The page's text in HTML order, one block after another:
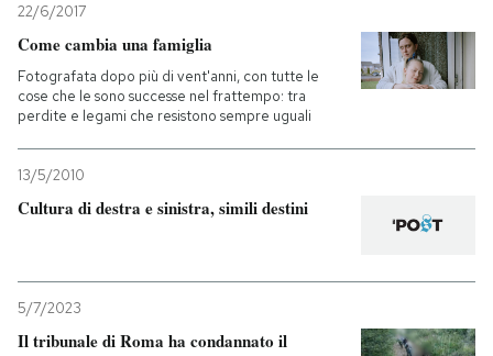
22/6/2017
Come cambia una famiglia
Fotografata dopo più di vent'anni, con tutte le
cose che le sono successe nel frattempo: tra
perdite e legami che resistono sempre uguali
13/5/2010
Cultura di destra e sinistra, simili destini
5/7/2023
Il tribunale di Roma ha condannato il